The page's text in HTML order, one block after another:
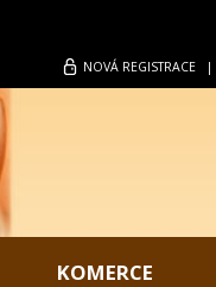
NOVÁ REGISTRACE
KOMERCE